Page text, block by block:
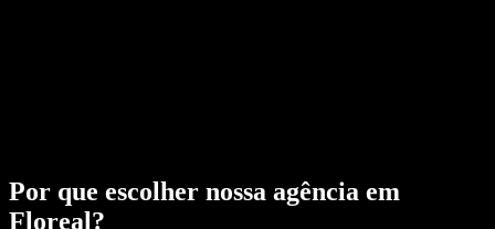
Por que escolher nossa agência em
Floreal?